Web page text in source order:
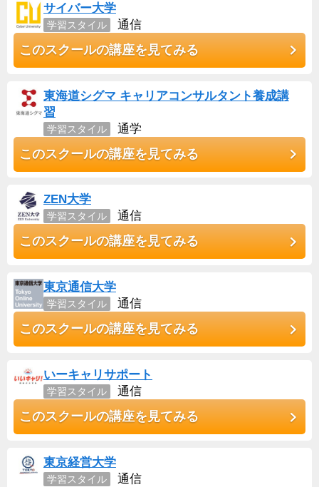
サイバー大学
学習スタイル 通信
このスクールの講座を見てみる
東海道シグマ キャリアコンサルタント養成講
習
学習スタイル 通学
このスクールの講座を見てみる
ZEN大学
学習スタイル 通信
このスクールの講座を見てみる
東京通信大学
学習スタイル 通信
このスクールの講座を見てみる
いーキャリサポート
学習スタイル 通信
このスクールの講座を見てみる
東京経営大学
学習スタイル 通信